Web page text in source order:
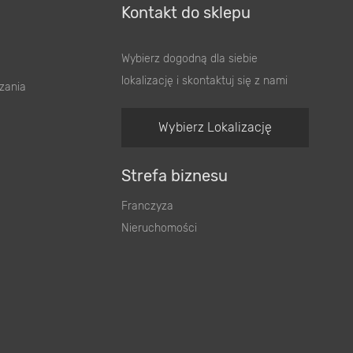
Kontakt do sklepu
Wybierz dogodną dla siebie
lokalizację i skontaktuj się z nami
Wybierz Lokalizację
Strefa biznesu
Franczyza
Nieruchomości